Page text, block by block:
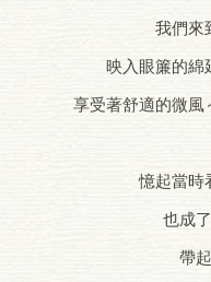
我們來
映入眼簾的綿
享受著舒適的微風
憶起當時
也成
帶